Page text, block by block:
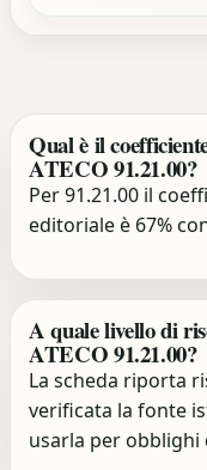
Qual è il
ATECO 91.21.00?
Per 91.21.00 il
editoriale è 67%
A quale livello di
ATECO 91.21.00?
La scheda riporta
verificata la fonte
usarla per obblighi